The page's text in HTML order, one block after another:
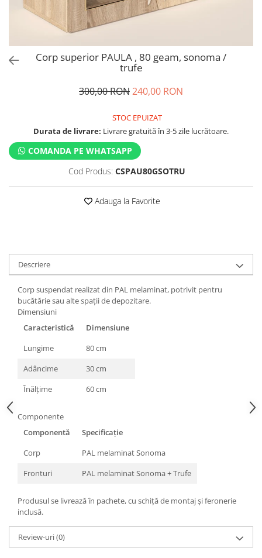
Corp superior PAULA , 80 geam, sonoma /
trufe
300,00 RON240,00 RON
STOC EPUIZAT
Durata de livrare: Livrare gratuită în 3-5 zile lucrătoare.
COMANDA PE WHATSAPP
Cod Produs: CSPAU80GSOTRU
Adauga la Favorite
Descriere
Corp suspendat realizat din PAL melaminat, potrivit pentru
bucătărie sau alte spații de depozitare.
Dimensiuni
Caracteristică
Dimensiune
Lungime
80 cm
Adâncime
30 cm
Înălțime
60 cm
Componente
Componentă
Specificație
Corp
PAL melaminat Sonoma
Fronturi
PAL melaminat Sonoma + Trufe
Produsul se livrează în pachete, cu schiță de montaj și feronerie
inclusă.
Review-uri(0)